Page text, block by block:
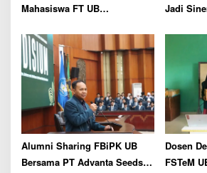
Mahasiswa FT UB
Telekomunikasi Tangguh
Hadapi Perubahan Iklim
Jadi
Alumni Sharing FBiPK UB
Bersama PT Advanta Seeds
Dosen
FSTeM